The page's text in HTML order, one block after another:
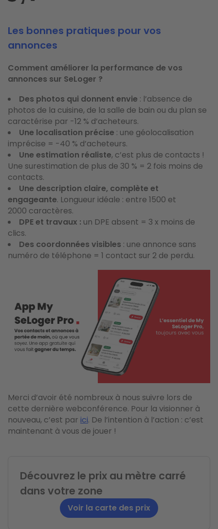
Les bonnes pratiques pour vos
annonces
Comment améliorer la performance de vos
annonces sur SeLoger ?
Des photos qui donnent envie : l’absence de
photos de la cuisine, de la salle de bain ou du plan se
caractérise par -12 % d’acheteurs.
Une localisation précise : une géolocalisation
imprécise = -40 % d’acheteurs.
Une estimation réaliste, c’est plus de contacts !
Une surestimation de plus de 30 % = 2 fois moins de
contacts.
Une description claire, complète et
engageante. Longueur idéale : entre 1500 et
2000 caractères.
DPE et travaux : un DPE absent = 3 x moins de
clics.
Des coordonnées visibles : une annonce sans
numéro de téléphone = 1 contact sur 2 de perdu.
Merci d’avoir été nombreux à nous suivre lors de
cette dernière webconférence. Pour la visionner à
nouveau, c’est par ici. De l’intention à l’action : c’est
maintenant à vous de jouer !
Découvrez le prix au mètre carré
dans votre zone
Voir la carte des prix